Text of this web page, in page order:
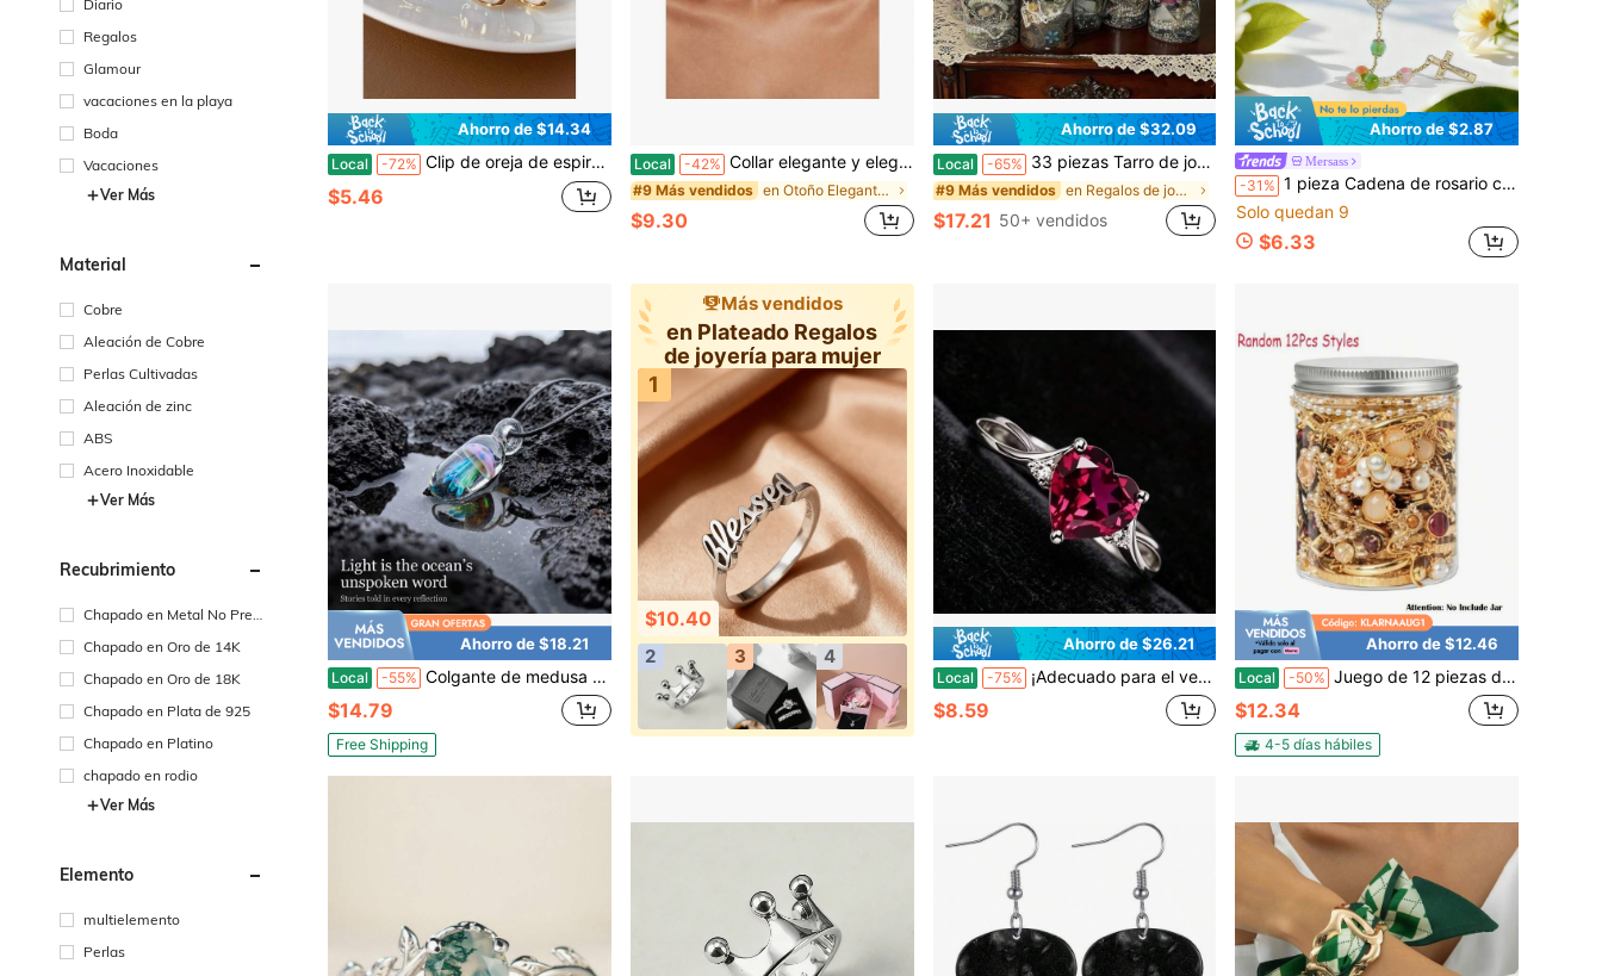
Diario
Regalos
Glamour
vacaciones en la playa
Boda
Vacaciones
Ver Más
Material
Cobre
Aleación de Cobre
Perlas Cultivadas
Aleación de zinc
ABS
Acero Inoxidable
Ver Más
Recubrimiento
Chapado en Metal No Preci
Chapado en Oro de 14K
Chapado en Oro de 18K
Chapado en Plata de 925
Chapado en Platino
chapado en rodio
Ver Más
Elemento
multielemento
Perlas
Ahorro de $14.34
Local -72% Clip de oreja de espiral de mosquito de lujo ligero vintage de alta gama, estilo popular, sin necesidad de perforación de oreja, , elegante, simple y versátil, pendientes franceses
$5.46
Local -42% Collar elegante y elegante con decoración de rhinestones de colores, accesorio decorativo, regalo de cumpleaños o fiesta para niñas
#9 Más vendidos en Otoño Elegante Regalos de joyería para mujer
$9.30
Ahorro de $32.09
Local -65% 33 piezas Tarro de joyas aleatorias, joyas completas populares de Ins, anillo, collar, pendientes, pulsera, conjunto de regalo gótico
#9 Más vendidos en Regalos de joyería para mujer
$17.21 50+ vendidos
Ahorro de $2.87
Mersass
-31% 1 pieza Cadena de rosario con cuentas degradadas rosa y verde - Collar de cruz cristiana de cristal bohemio de María para oración que combina bien con cualquier atuendo de playa con caja de regalo
Solo quedan 9
$6.33
Ahorro de $18.21
Local -55% Colgante de medusa de vidrio soplado a mano 3.2cm x 1.3cm Collar de sanación oceánica
$14.79
Free Shipping
Más vendidos
en Plateado Regalos
de joyería para mujer
1
$10.40
2 3 4
Ahorro de $26.21
Local -75% ¡Adecuado para el verano! Anillo de corazón de rubí simulado color burdeos
$8.59
Ahorro de $12.46
Local -50% Juego de 12 piezas de joyería elegante para mujeres, incluye collar, pulsera, aretes, anillos de nudillo, accesorio para el cabello, broche, multiestilos, juego de joyería de alta calidad
$12.34
4-5 días hábiles